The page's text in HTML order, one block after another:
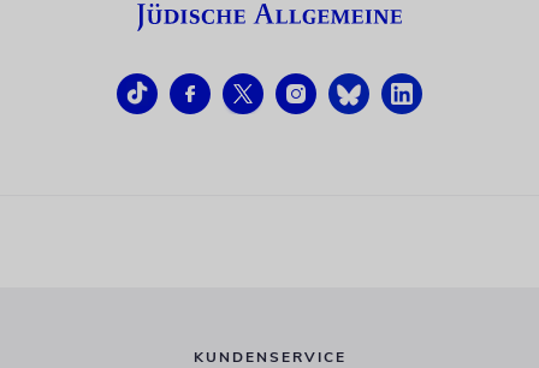
KUNDENSERVICE